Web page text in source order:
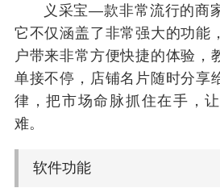
义采宝—款非常流行的商
它不仅涵盖了非常强大的功能
户带来非常方便快捷的体验，
单接不停，店铺名片随时分享
律，把市场命脉抓住在手，
难。
软件功能